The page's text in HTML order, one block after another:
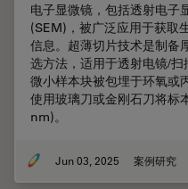
电子显微镜，包括透射电子
(SEM)，被广泛应用于获取
信息。超薄切片技术是制备
选方法，适用于透射电镜/扫
微小样本块被包埋于环氧或
使用玻璃刀或金刚石刀将标
nm)。
Jun 03, 2025 案例研究